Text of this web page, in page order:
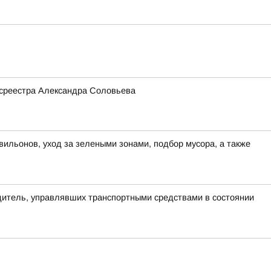
Александра Соловьева
уход за зелеными зонами, подбор мусора, а также
управлявших транспортными средствами в состоянии